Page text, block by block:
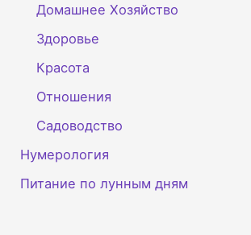
Домашнее Хозяйство
Здоровье
Красота
Отношения
Садоводство
Нумерология
Питание по лунным дням